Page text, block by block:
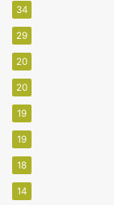
34
29
20
20
19
19
18
14